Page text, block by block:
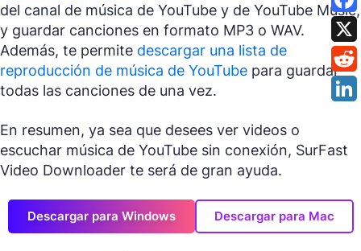
del canal de música de YouTube y de YouTube Music,
y guardar canciones en formato MP3 o WAV.
Además, te permite descargar una lista de
reproducción de música de YouTube para guardar
todas las canciones de una vez.
En resumen, ya sea que desees ver videos o
escuchar música de YouTube sin conexión, SurFast
Video Downloader te será de gran ayuda.
Descargar para Windows Descargar para Mac